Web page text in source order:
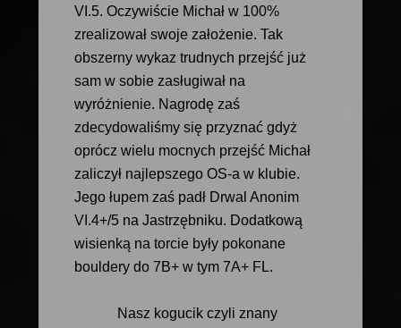
VI.5. Oczywiście Michał w 100%
zrealizował swoje założenie. Tak
obszerny wykaz trudnych przejść już
sam w sobie zasługiwał na
wyróżnienie. Nagrodę zaś
zdecydowaliśmy się przyznać gdyż
oprócz wielu mocnych przejść Michał
zaliczył najlepszego OS-a w klubie.
Jego łupem zaś padł Drwal Anonim
VI.4+/5 na Jastrzębniku. Dodatkową
wisienką na torcie były pokonane
bouldery do 7B+ w tym 7A+ FL.
Nasz kogucik czyli znany